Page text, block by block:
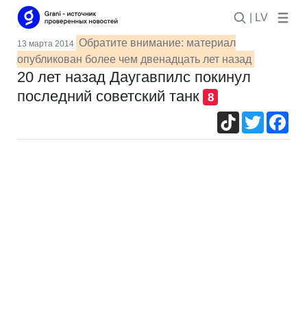
| LV
13 марта 2014 Обратите внимание: материал
опубликован более чем двенадцать лет назад
20 лет назад Даугавпилс покинул
последний советский танк
8
TikTokTwitter